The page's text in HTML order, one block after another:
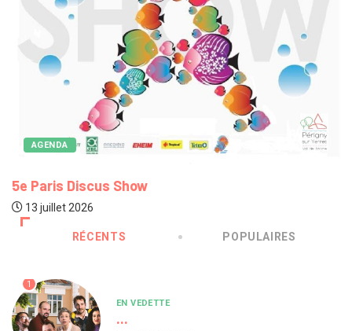
AGENDA
5e Paris Discus Show
13 juillet 2026
RÉCENTS POPULAIRES
1
EN VEDETTE
...